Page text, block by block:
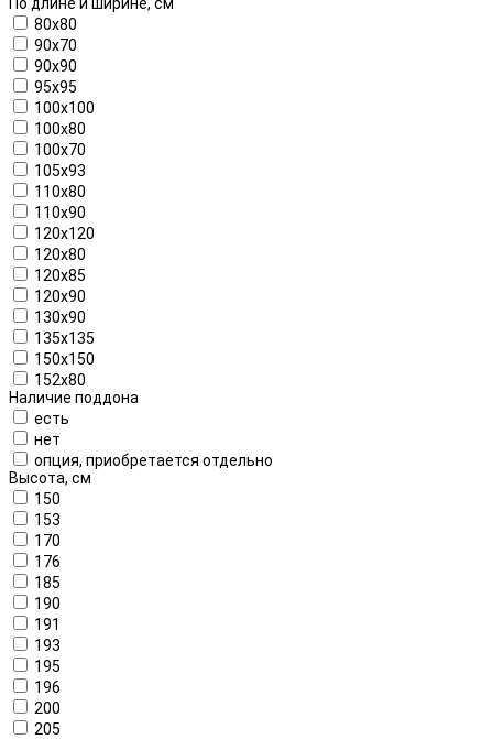
80x80
90x70
90x90
95x95
100x100
100x80
100х70
105x93
110x80
110x90
120x120
120x80
120x85
120x90
130x90
135x135
150x150
152x80
Наличие поддона
есть
нет
опция, приобретается отдельно
Высота, см
150
153
170
176
185
190
191
193
195
196
200
205